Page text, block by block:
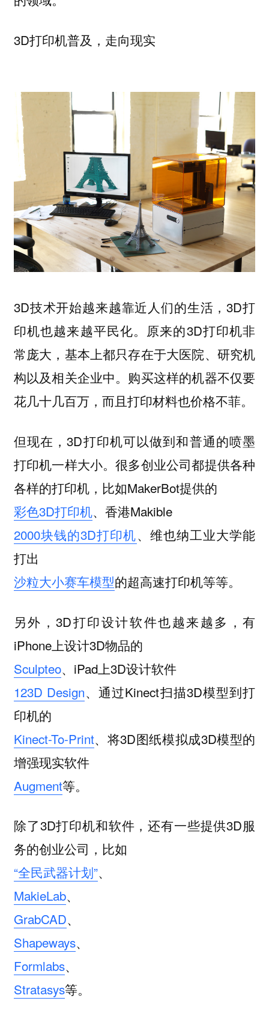
3D打印机普及，走向现实
3D技术开始越来越靠近人们的生活，3D打
印机也越来越平民化。原来的3D打印机非
常庞大，基本上都只存在于大医院、研究机
构以及相关企业中。购买这样的机器不仅要
花几十几百万，而且打印材料也价格不菲。
但现在，3D打印机可以做到和普通的喷墨
打印机一样大小。很多创业公司都提供各种
各样的打印机，比如MakerBot提供的
彩色3D打印机、香港Makible
2000块钱的3D打印机、维也纳工业大学能
打出
沙粒大小赛车模型的超高速打印机等等。
另外，3D打印设计软件也越来越多，有
iPhone上设计3D物品的
Sculpteo、iPad上3D设计软件
123D Design、通过Kinect扫描3D模型到打
印机的
Kinect-To-Print、将3D图纸模拟成3D模型的
增强现实软件
Augment等。
除了3D打印机和软件，还有一些提供3D服
务的创业公司，比如
“全民武器计划”、
MakieLab、
GrabCAD、
Shapeways、
Formlabs、
Stratasys等。